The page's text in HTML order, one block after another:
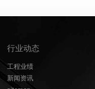
行业动态
工程业绩
新闻资讯